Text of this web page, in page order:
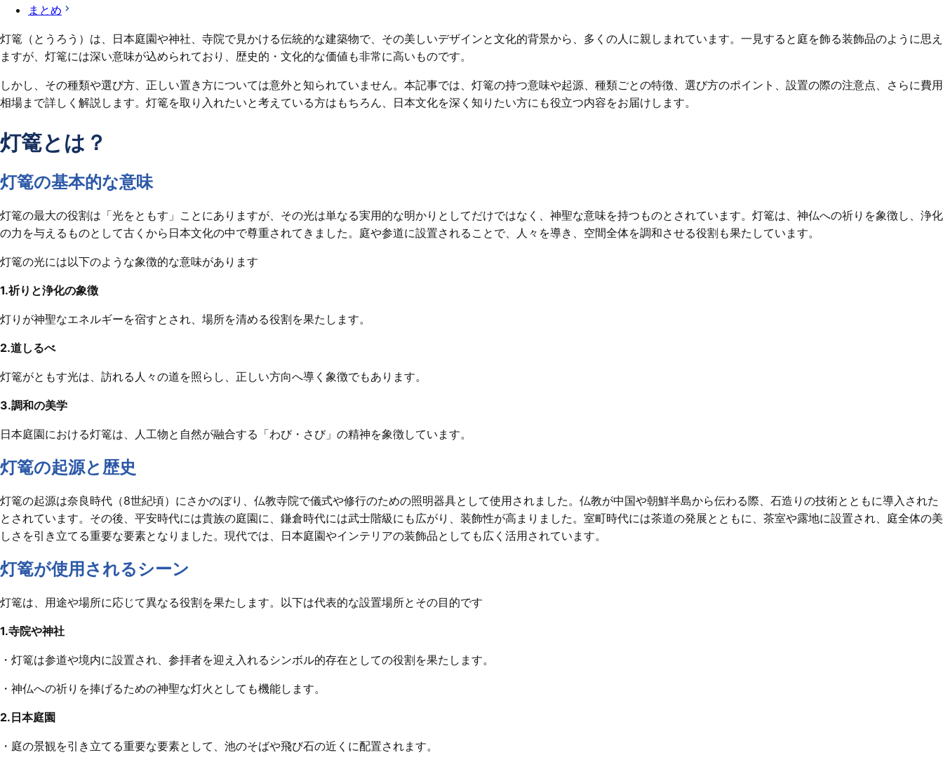
まとめ
灯篭（とうろう）は、日本庭園や神社、寺院で見かける伝統的な建築物で、その美しいデザインと文化的背景から、多くの人に親しまれています。一見すると庭を飾る装飾品のように思え
ますが、灯篭には深い意味が込められており、歴史的・文化的な価値も非常に高いものです。
しかし、その種類や選び方、正しい置き方については意外と知られていません。本記事では、灯篭の持つ意味や起源、種類ごとの特徴、選び方のポイント、設置の際の注意点、さらに費用
相場まで詳しく解説します。灯篭を取り入れたいと考えている方はもちろん、日本文化を深く知りたい方にも役立つ内容をお届けします。
灯篭とは？
灯篭の基本的な意味
灯篭の最大の役割は「光をともす」ことにありますが、その光は単なる実用的な明かりとしてだけではなく、神聖な意味を持つものとされています。灯篭は、神仏への祈りを象徴し、浄化
の力を与えるものとして古くから日本文化の中で尊重されてきました。庭や参道に設置されることで、人々を導き、空間全体を調和させる役割も果たしています。
灯篭の光には以下のような象徴的な意味があります
1.祈りと浄化の象徴
灯りが神聖なエネルギーを宿すとされ、場所を清める役割を果たします。
2.道しるべ
灯篭がともす光は、訪れる人々の道を照らし、正しい方向へ導く象徴でもあります。
3.調和の美学
日本庭園における灯篭は、人工物と自然が融合する「わび・さび」の精神を象徴しています。
灯篭の起源と歴史
灯篭の起源は奈良時代（8世紀頃）にさかのぼり、仏教寺院で儀式や修行のための照明器具として使用されました。仏教が中国や朝鮮半島から伝わる際、石造りの技術とともに導入された
とされています。その後、平安時代には貴族の庭園に、鎌倉時代には武士階級にも広がり、装飾性が高まりました。室町時代には茶道の発展とともに、茶室や露地に設置され、庭全体の美
しさを引き立てる重要な要素となりました。現代では、日本庭園やインテリアの装飾品としても広く活用されています。
灯篭が使用されるシーン
灯篭は、用途や場所に応じて異なる役割を果たします。以下は代表的な設置場所とその目的です
1.寺院や神社
・灯篭は参道や境内に設置され、参拝者を迎え入れるシンボル的存在としての役割を果たします。
・神仏への祈りを捧げるための神聖な灯火としても機能します。
2.日本庭園
・庭の景観を引き立てる重要な要素として、池のそばや飛び石の近くに配置されます。